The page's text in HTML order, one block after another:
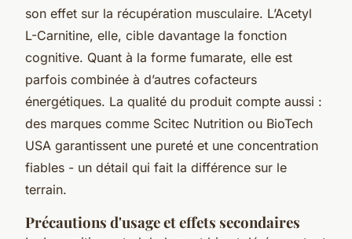
son effet sur la récupération musculaire. L’Acetyl
L-Carnitine, elle, cible davantage la fonction
cognitive. Quant à la forme fumarate, elle est
parfois combinée à d’autres cofacteurs
énergétiques. La qualité du produit compte aussi :
des marques comme Scitec Nutrition ou BioTech
USA garantissent une pureté et une concentration
fiables - un détail qui fait la différence sur le
terrain.
Précautions d'usage et effets secondaires